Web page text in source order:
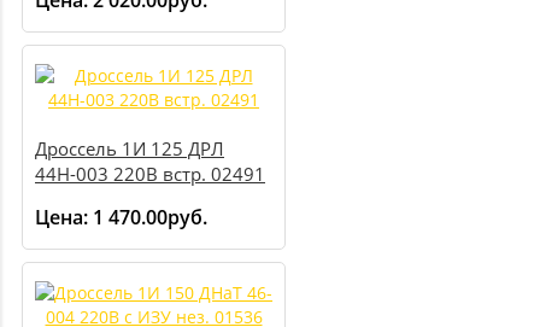
Дроссель 1И 125 ДРЛ
44Н-003 220В встр. 02491
Цена: 1 470.00руб.